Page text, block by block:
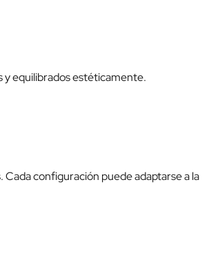
y equilibrados estéticamente.
configuración puede adaptarse a la